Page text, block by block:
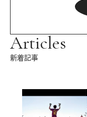
Articles
新着記事